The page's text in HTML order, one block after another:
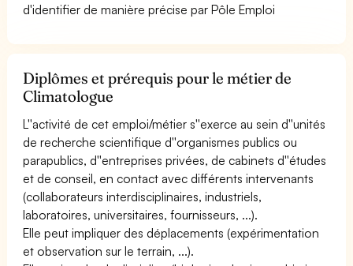
d'identifier de manière précise par Pôle Emploi
Diplômes et prérequis pour le métier de
Climatologue
L''activité de cet emploi/métier s''exerce au sein d''unités
de recherche scientifique d''organismes publics ou
parapublics, d''entreprises privées, de cabinets d''études
et de conseil, en contact avec différents intervenants
(collaborateurs interdisciplinaires, industriels,
laboratoires, universitaires, fournisseurs, ...).
Elle peut impliquer des déplacements (expérimentation
et observation sur le terrain, ...).